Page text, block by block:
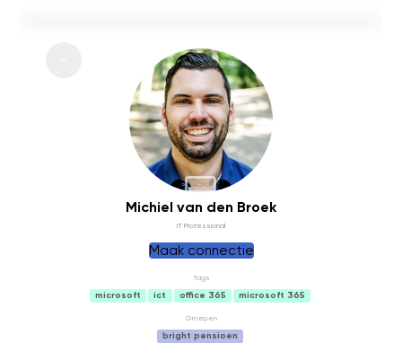
BACKUP
Michiel van den Broek
IT Professional
Maak connectie
Tags
microsoft ict office 365 microsoft 365
Groepen
bright pensioen